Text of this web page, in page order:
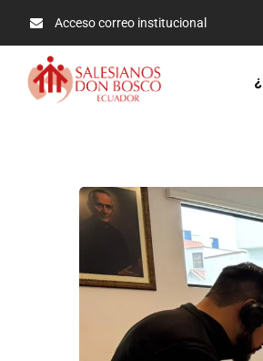
Acceso correo institucional